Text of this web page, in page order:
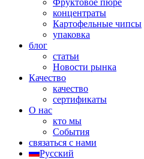
Фруктовое пюре
концентраты
Картофельные чипсы
упаковка
блог
статьи
Новости рынка
Качество
качество
сертификаты
О нас
кто мы
События
связаться с нами
Русский